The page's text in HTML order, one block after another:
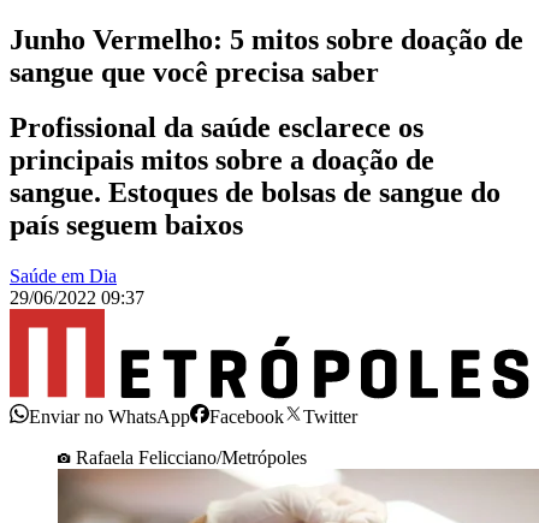
Junho Vermelho: 5 mitos sobre doação de
sangue que você precisa saber
Profissional da saúde esclarece os
principais mitos sobre a doação de
sangue. Estoques de bolsas de sangue do
país seguem baixos
Saúde em Dia
29/06/2022 09:37
Enviar no WhatsApp Facebook
Twitter
Rafaela Felicciano/Metrópoles